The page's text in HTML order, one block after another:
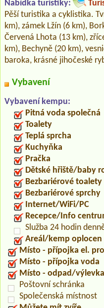
Nabídka turistiky:
Pěší turistika a cyklistika.
km), zámek Lžín (6 km),
Červená Lhota (13 km),
km), Bechyně (20 km),
baroka, krásné jihočeské
Vybavení
Vybavení kempu:
Pitná voda společná
Toalety
Teplá sprcha
Kuchyňka
Pračka
Dětské hřiště/baby
Bezbariérové toalety
Bezbariérové sprchy
Internet/WiFi/PC
Recepce/Info
Služba 24 hodin
Areál/kemp oplocen
Místo - přípojka el.
Místo - přípojka voda
Místo - odpad/
Poštovní schránka
Společenská místnost